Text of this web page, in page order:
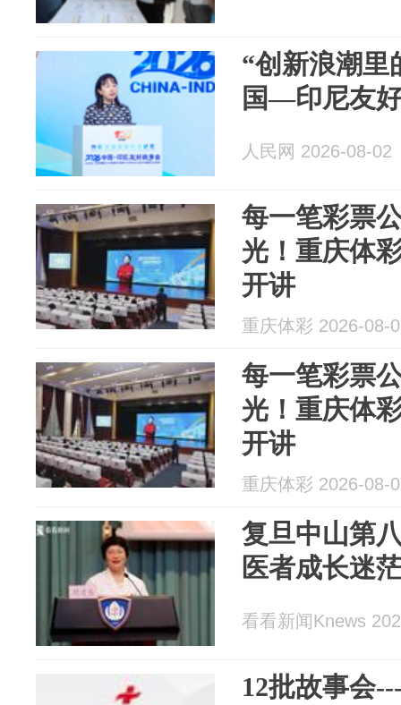
“创新浪潮
国—印尼友
人民网 2026-08-02
每一笔彩票
光！重庆体
开讲
重庆体彩 2026-08-
每一笔彩票
光！重庆体
开讲
重庆体彩 2026-08-
复旦中山第
医者成长迷
看看新闻Knews
12批故事会